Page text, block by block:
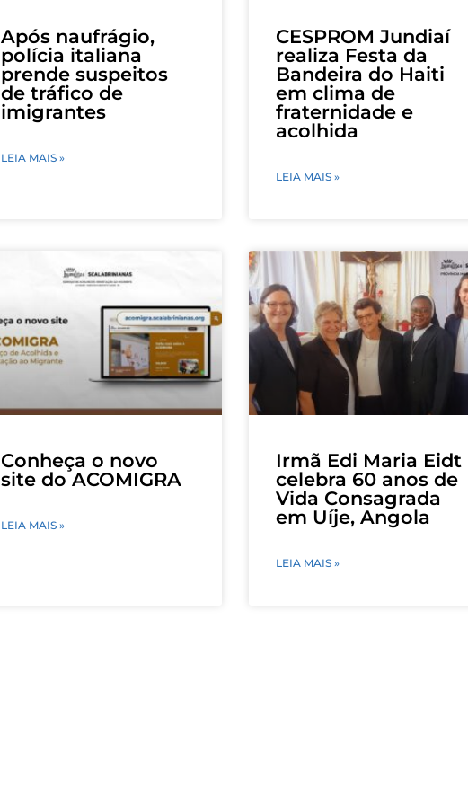
Após naufrágio,
polícia italiana
prende suspeitos
de tráfico de
imigrantes
LEIA MAIS »
CESPROM Jundiaí
realiza Festa da
Bandeira do Haiti
em clima de
fraternidade e
acolhida
LEIA MAIS »
Conheça o novo
site do ACOMIGRA
LEIA MAIS »
Irmã Edi Maria Eidt
celebra 60 anos de
Vida Consagrada
em Uíje, Angola
LEIA MAIS »